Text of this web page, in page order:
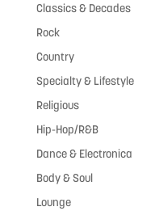
Classics & Decades
Rock
Country
Specialty & Lifestyle
Religious
Hip-Hop/R&B
Dance & Electronica
Body & Soul
Lounge